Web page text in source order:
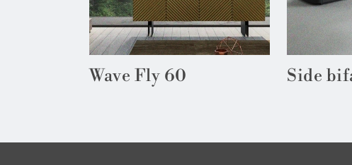
Wave Fly 60 Side